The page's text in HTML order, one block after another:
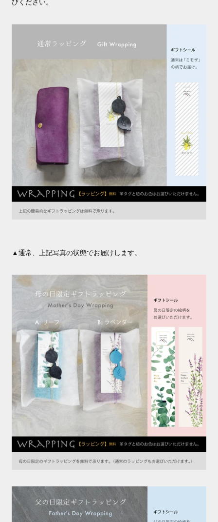
びください。
▲通常、上記写真の状態でお届けします。